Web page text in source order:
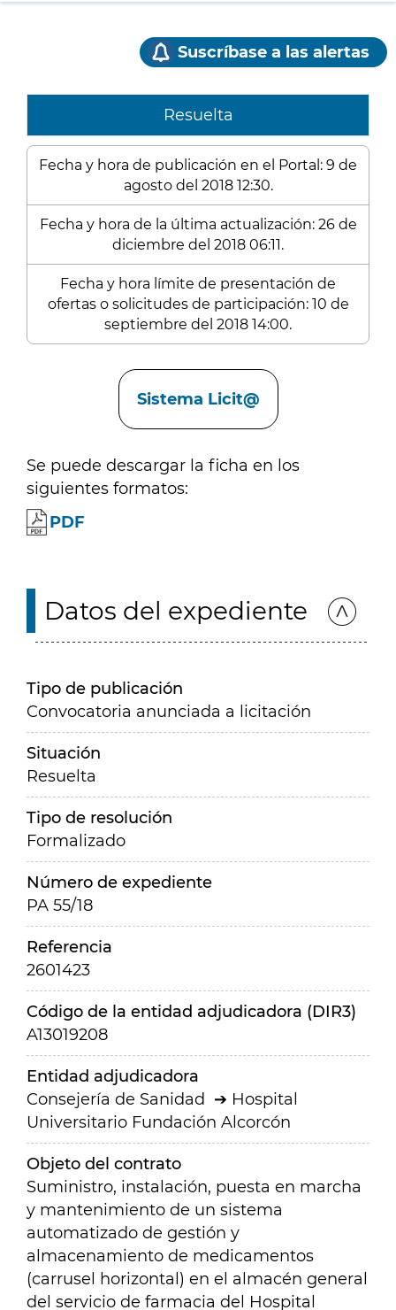
Suscríbase a las alertas
Resuelta
Fecha y hora de publicación en el Portal: 9 de
agosto del 2018 12:30.
Fecha y hora de la última actualización: 26 de
diciembre del 2018 06:11.
Fecha y hora límite de presentación de
ofertas o solicitudes de participación: 10 de
septiembre del 2018 14:00.
Sistema Licit@
Se puede descargar la ficha en los
siguientes formatos:
PDF
Datos del expediente
Tipo de publicación
Convocatoria anunciada a licitación
Situación
Resuelta
Tipo de resolución
Formalizado
Número de expediente
PA 55/18
Referencia
2601423
Código de la entidad adjudicadora (DIR3)
A13019208
Entidad adjudicadora
Consejería de Sanidad
Hospital
Universitario Fundación Alcorcón
Objeto del contrato
Suministro, instalación, puesta en marcha
y mantenimiento de un sistema
automatizado de gestión y
almacenamiento de medicamentos
(carrusel horizontal) en el almacén general
del servicio de farmacia del Hospital